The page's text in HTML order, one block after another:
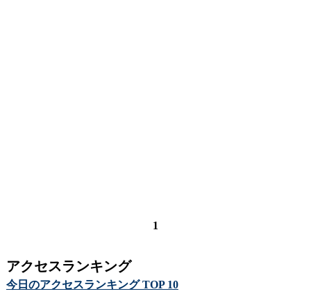
1
アクセスランキング
今日のアクセスランキング TOP 10